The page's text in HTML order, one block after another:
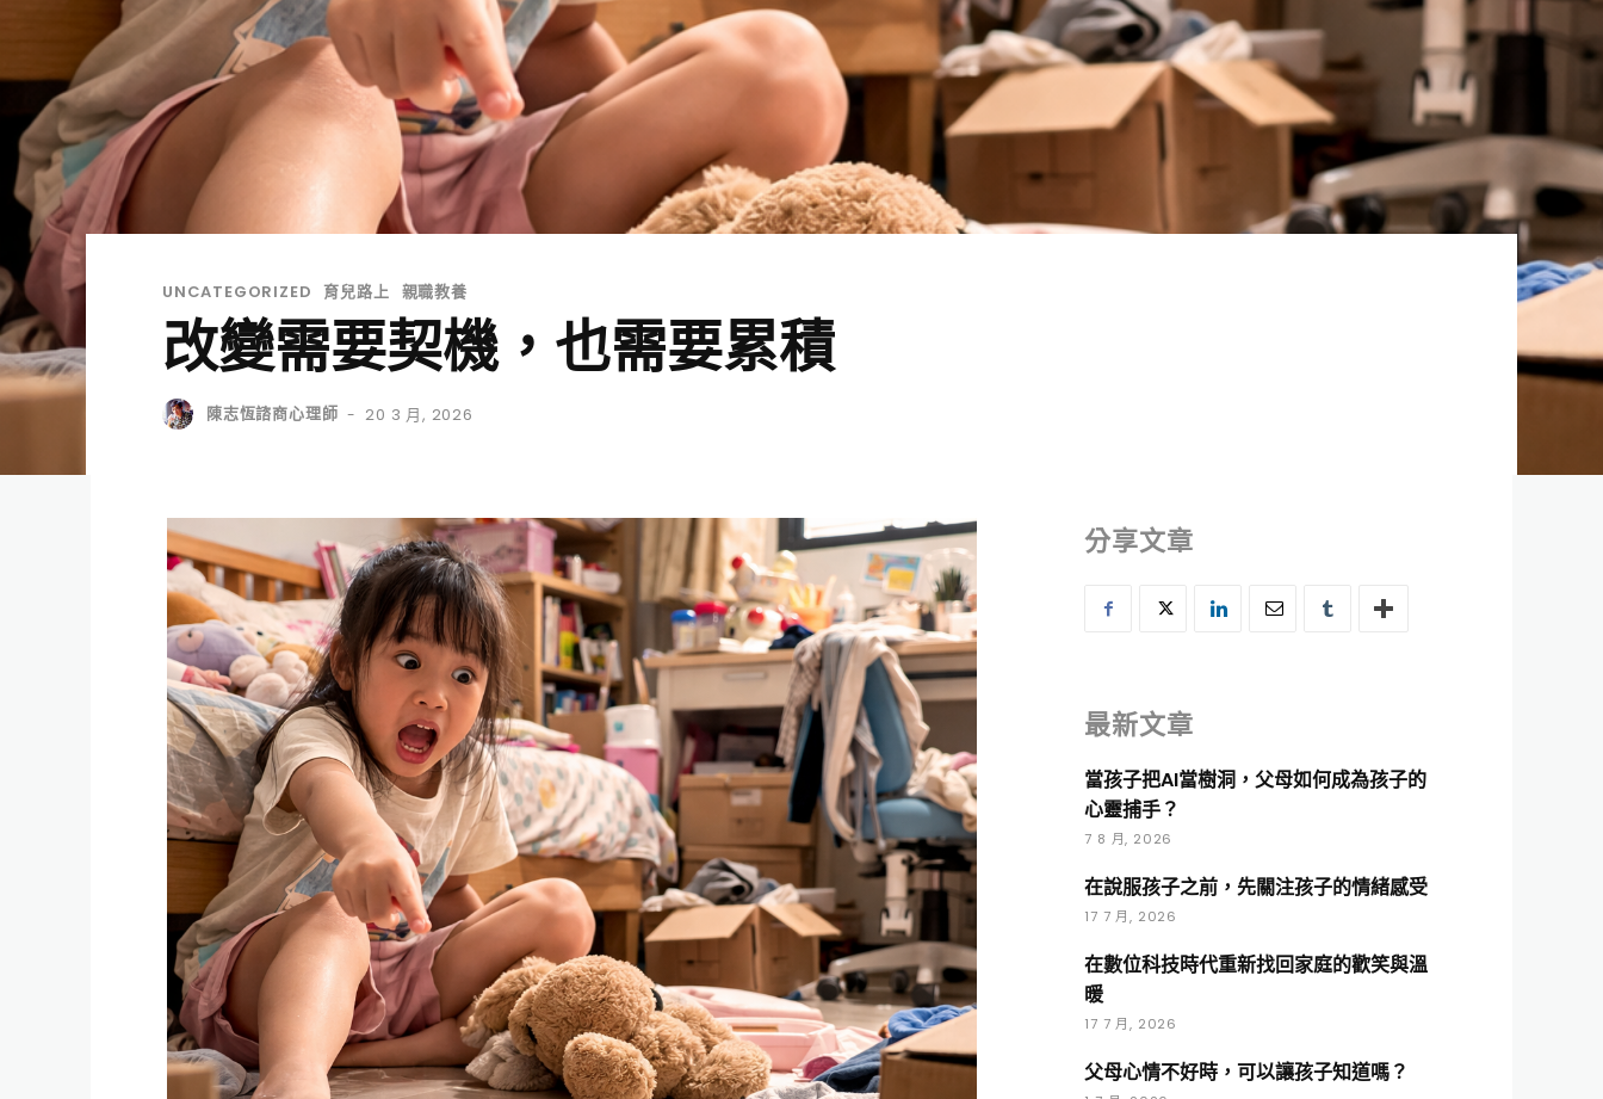
UNCATEGORIZED 育兒路上 親職教養
改變需要契機，也需要累積
陳志恆諮商心理師 - 20 3 月, 2026
分享文章
最新文章
當孩子把AI當樹洞，父母如何成為孩子的
心靈捕手？
7 8 月, 2026
在說服孩子之前，先關注孩子的情緒感受
17 7 月, 2026
在數位科技時代重新找回家庭的歡笑與溫
暖
17 7 月, 2026
父母心情不好時，可以讓孩子知道嗎？